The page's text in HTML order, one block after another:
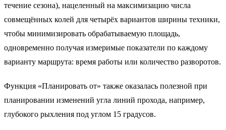
течение сезона), нацеленный на максимизацию числа
совмещённых колей для четырёх вариантов ширины техники,
чтобы минимизировать обрабатываемую площадь,
одновременно получая измеримые показатели по каждому
варианту маршрута: время работы или количество разворотов.
Функция «Планировать от» также оказалась полезной при
планировании изменений угла линий прохода, например,
глубокого рыхления под углом 15 градусов.